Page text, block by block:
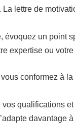
lettre de
un
expertise ou
conformez à
qualifications
davantage